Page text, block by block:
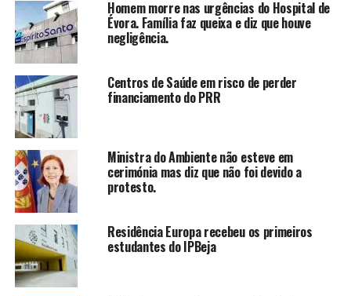
Homem morre nas urgências do Hospital de
Évora. Família faz queixa e diz que houve
negligência.
Centros de Saúde em risco de perder
financiamento do PRR
Ministra do Ambiente não esteve em
cerimónia mas diz que não foi devido a
protesto.
Residência Europa recebeu os primeiros
estudantes do IPBeja